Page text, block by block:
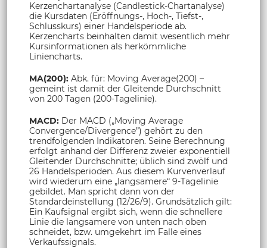
Kerzenchartanalyse (Candlestick-Chartanalyse)
die Kursdaten (Eröffnungs-, Hoch-, Tiefst-,
Schlusskurs) einer Handelsperiode ab.
Kerzencharts beinhalten damit wesentlich mehr
Kursinformationen als herkömmliche
Liniencharts.
MA(200): Abk. für: Moving Average(200) –
gemeint ist damit der Gleitende Durchschnitt
von 200 Tagen (200-Tagelinie).
MACD: Der MACD („Moving Average
Convergence/Divergence”) gehört zu den
trendfolgenden Indikatoren. Seine Berechnung
erfolgt anhand der Differenz zweier exponentiell
Gleitender Durchschnitte; üblich sind zwölf und
26 Handelsperioden. Aus diesem Kurvenverlauf
wird wiederum eine „langsamere“ 9-Tagelinie
gebildet. Man spricht dann von der
Standardeinstellung (12/26/9). Grundsätzlich gilt:
Ein Kaufsignal ergibt sich, wenn die schnellere
Linie die langsamere von unten nach oben
schneidet, bzw. umgekehrt im Falle eines
Verkaufssignals.